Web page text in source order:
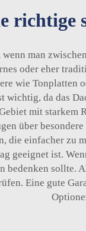
richtige
man
oder eher
wie Tonplatten
wichtig, da das
mit starkem
über
die einfacher zu
geeignet ist.
bedenken sollte.
Eine gute